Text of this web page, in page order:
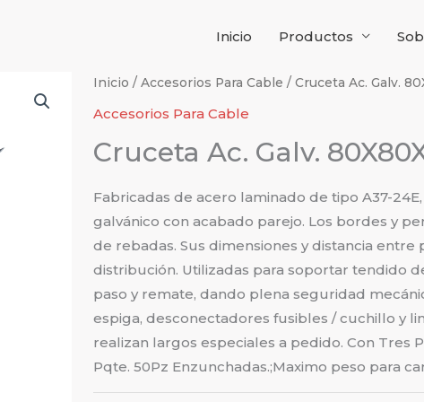
Inicio Productos
Inicio / Accesorios Para Cable / Cruceta Ac. Galv.
Accesorios Para Cable
Cruceta Ac. Galv.
Fabricadas de acero laminado de tipo A37-
galvánico con acabado parejo. Los bordes y
de rebadas. Sus dimensiones y distancia
distribución. Utilizadas para soportar tendido
paso y remate, dando plena seguridad
espiga, desconectadores fusibles / cuchillo y
realizan largos especiales a pedido. Con Tres
Pqte. 50Pz Enzunchadas.;Maximo peso para